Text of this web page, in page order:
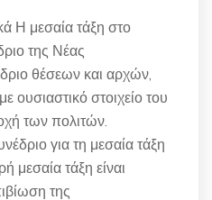
Η μεσαία τάξη στο
της Νέας
θέσεων και αρχών,
ουσιαστικό στοιχείο του
των πολιτών.
για τη μεσαία τάξη
μεσαία τάξη είναι
της